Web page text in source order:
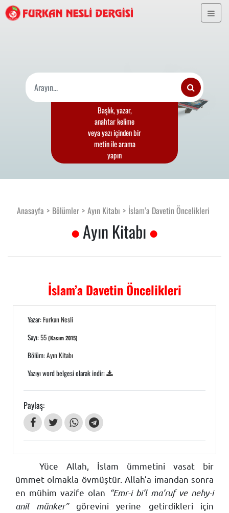
Başlık, yazar,
anahtar kelime
veya yazı içinden bir
metin ile arama
yapın
Anasayfa Bölümler Ayın Kitabı İslam’a Davetin Öncelikleri
Ayın Kitabı
İslam’a Davetin Öncelikleri
Yazar:Furkan Nesli
Sayı:55(Kasım 2015)
Bölüm:Ayın Kitabı
Yazıyı word belgesi olarak indir:
Paylaş:
Yüce Allah, İslam ümmetini vasat bir
ümmet olmakla övmüştür. Allah’a imandan sonra
en mühim vazife olan “Emr-i bi’l ma’ruf ve nehy-i
anil münker”görevini yerine getirdikleri için